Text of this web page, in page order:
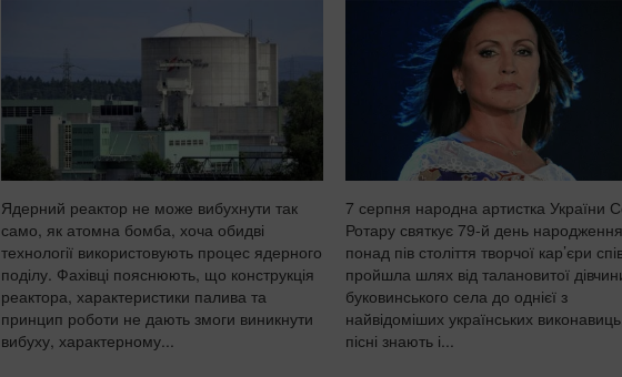
Ядерний реактор не може вибухнути так
само, як атомна бомба, хоча обидві
технології використовують процес ядерного
поділу. Фахівці пояснюють, що конструкція
реактора, характеристики палива та
принцип роботи не дають змоги виникнути
вибуху, характерному...
7 серпня народна артистка України
Ротару святкує 79-й день
понад пів століття творчої кар’єри
пройшла шлях від талановитої
буковинського села до однієї з
найвідоміших українських
пісні знають і...